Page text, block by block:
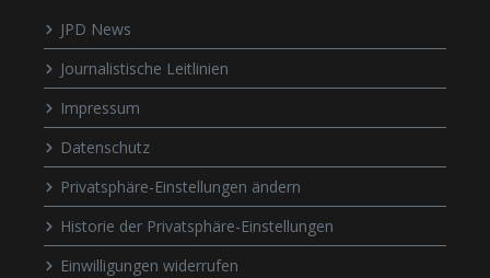
JPD News
Journalistische Leitlinien
Impressum
Datenschutz
Privatsphäre-Einstellungen ändern
Historie der Privatsphäre-Einstellungen
Einwilligungen widerrufen